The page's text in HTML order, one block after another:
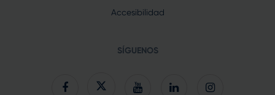
Accesibilidad
SÍGUENOS